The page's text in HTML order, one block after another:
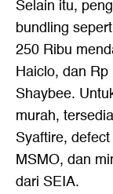
Selain itu,
bundling
250 Ribu
Haiclo, dan
Shaybee.
murah,
Syaftire,
MSMO, dan
dari SEIA.